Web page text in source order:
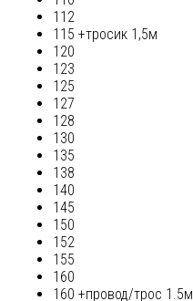
112
115 +тросик 1,5м
120
123
125
127
128
130
135
138
140
145
150
152
155
160
160 +провод/трос 1.5м